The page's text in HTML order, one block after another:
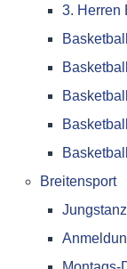
3. Herren
Breitensport